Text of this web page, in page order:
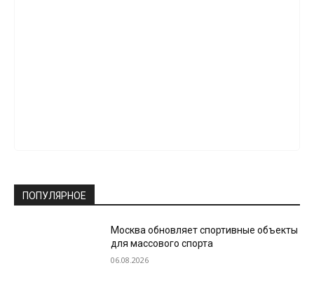
ПОПУЛЯРНОЕ
Москва обновляет спортивные объекты
для массового спорта
06.08.2026